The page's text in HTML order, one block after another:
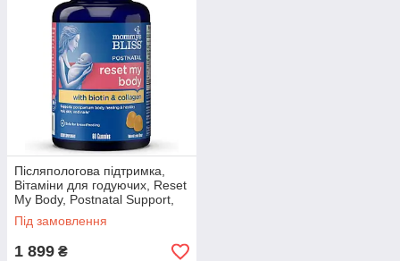
Післяпологова підтримка,
Вітаміни для годуючих, Reset
My Body, Postnatal Support,
Mommy's Bliss, 60 шт.
Під замовлення
1 899 ₴